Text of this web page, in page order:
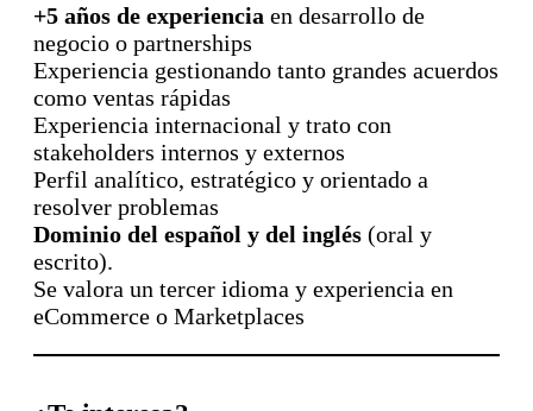
+5 años de experiencia en desarrollo de
negocio o partnerships
Experiencia gestionando tanto grandes acuerdos
como ventas rápidas
Experiencia internacional y trato con
stakeholders internos y externos
Perfil analítico, estratégico y orientado a
resolver problemas
Dominio del español y del inglés (oral y
escrito).
Se valora un tercer idioma y experiencia en
eCommerce o Marketplaces